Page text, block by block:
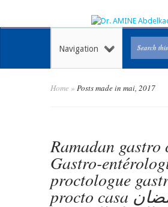
Navigation
Home » Posts made in mai, 2017
Ramadan gastro
Gastro-
proctologue
procto casa شهر رمضان